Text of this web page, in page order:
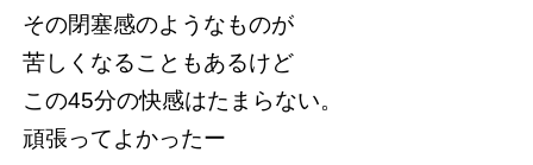
その閉塞感のようなものが
苦しくなることもあるけど
この45分の快感はたまらない。
頑張ってよかったー